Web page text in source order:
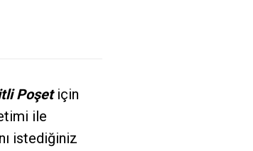
Poşetiçin
ile
istediğiniz